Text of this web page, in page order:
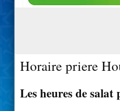
Horaire priere
Les heures de salat